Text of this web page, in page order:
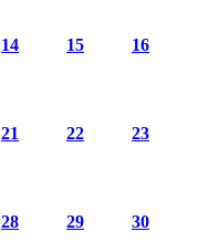
14 15 16
21 22 23
28 29 30